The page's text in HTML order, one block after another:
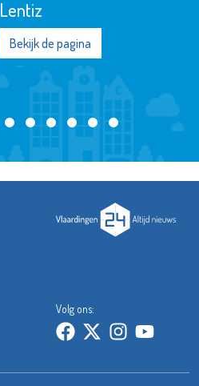
Lentiz
Bekijk de pagina
Volg ons: